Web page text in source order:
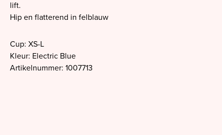
lift.
Hip en flatterend in felblauw
Cup: XS-L
Kleur: Electric Blue
Artikelnummer: 1007713